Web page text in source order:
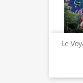
Le